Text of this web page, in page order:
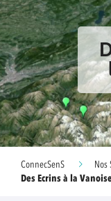
ConnecSenS
Nos
Des Ecrins à la